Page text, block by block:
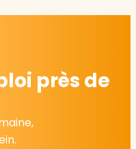
près de